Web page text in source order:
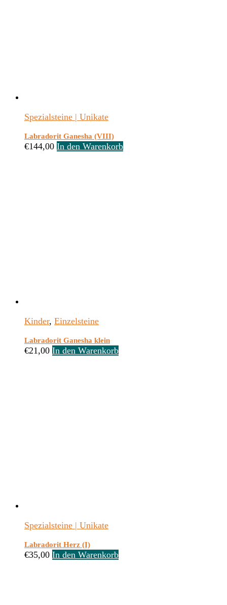
Spezialsteine | Unikate
Labradorit Ganesha (VIII)
€144,00 In den Warenkorb
Kinder, Einzelsteine
Labradorit Ganesha klein
€21,00 In den Warenkorb
Spezialsteine | Unikate
Labradorit Herz (I)
€35,00 In den Warenkorb